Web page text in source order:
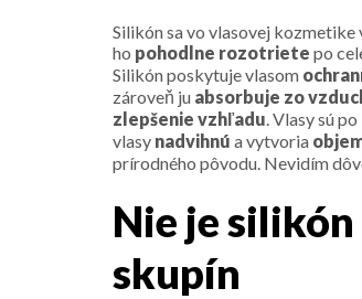
Silikón sa vo vlasovej
ho pohodlne rozotriete po
Silikón poskytuje vlasom
zároveň ju absorbuje zo
zlepšenie vzhľadu. Vlasy sú
vlasy nadvihnú a vytvoria
prírodného pôvodu. Nevidím
Nie je
skupín